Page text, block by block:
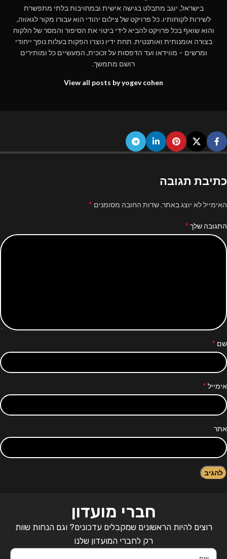
בישראל, יוגב מתבלט בגישה אישית ובמחויבות בלתי מתפשרת
לשירות לקוחותיו. כל פרויקט של צילום יהודי הוא עבורו מקור לגאווה,
והוא שואף בכל פרויקט להביא לידי ביטוי את הסיפור והמסר של הלקוח
בצורה אומנותית ואותנטית. תחת ידיו נוצרו הפקות בעלות נופך ייחודי
ומרשים – מווידאו ועד הדפסות על זכוכית, המעשיים כל ומותירים
רושם מתמשך.
View all posts by yogev cohen
כתיבת תגובה
האימייל לא יוצג באתר.שדות החובה מסומנים *
התגובה שלך *
שם *
אימייל *
אתר
חברי מועדון
רוצים להיות הראשונים שמקבלים עדכונים? וגם הנחות שוות
רק לחברי המועדון שלנו